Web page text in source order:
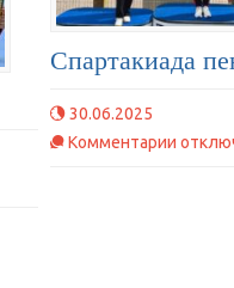
Спартакиада
30.06.2025
Комментарии к